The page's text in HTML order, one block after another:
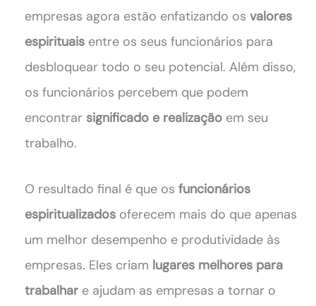
empresas agora estão enfatizando os valores
espirituais entre os seus funcionários para
desbloquear todo o seu potencial. Além disso,
os funcionários percebem que podem
encontrar significado e realização em seu
trabalho.
O resultado final é que os funcionários
espiritualizados oferecem mais do que apenas
um melhor desempenho e produtividade às
empresas. Eles criam lugares melhores para
trabalhar e ajudam as empresas a tornar o